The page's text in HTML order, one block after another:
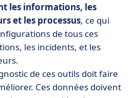
les informations, les
et les processus, ce qui
de tous ces
les incidents, et les
de ces outils doit faire
Ces données doivent